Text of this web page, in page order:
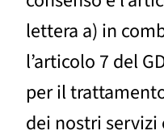
lettera a) in
l’articolo 7 del
per il
dei nostri servizi